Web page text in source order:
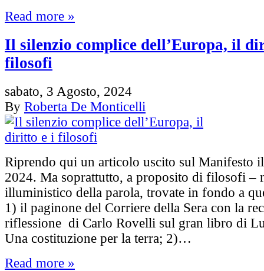
Read more »
Il silenzio complice dell’Europa, il
filosofi
sabato, 3 Agosto, 2024
By Roberta De Monticelli
Riprendo qui un articolo uscito sul Manifesto
2024. Ma soprattutto, a proposito di filosofi –
illuministico della parola, trovate in fondo a
1) il paginone del Corriere della Sera con la
riflessione di Carlo Rovelli sul gran libro di
Una costituzione per la terra; 2)…
Read more »